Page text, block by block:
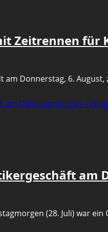
Zeitrennen für
am Donnerstag, 6.
am Dienstagmorgen –
am
(28. Juli) war